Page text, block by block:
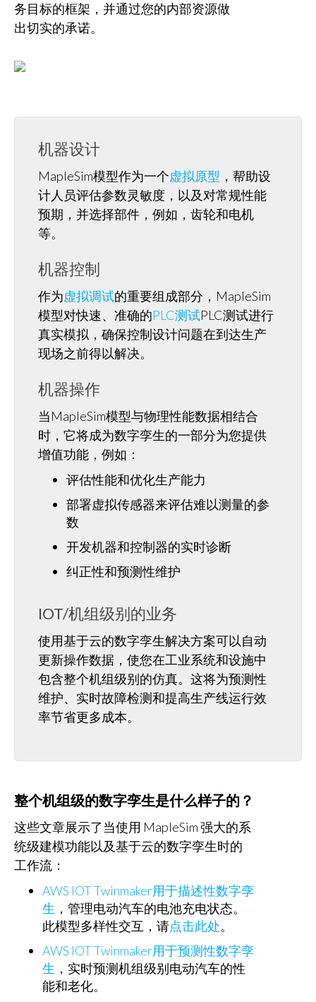
务目标的框架，并通过您的内部资源做
出切实的承诺。
机器设计
MapleSim模型作为一个虚拟原型 ，帮助设
计人员评估参数灵敏度，以及对常规性能
预期，并选择部件，例如，齿轮和电机
等。
机器控制
作为虚拟调试的重要组成部分，MapleSim
模型对快速、准确的PLC测试PLC测试进行
真实模拟，确保控制设计问题在到达生产
现场之前得以解决。
机器操作
当MapleSim模型与物理性能数据相结合
时，它将成为数字孪生的一部分为您提供
增值功能，例如：
评估性能和优化生产能力
部署虚拟传感器来评估难以测量的参
数
开发机器和控制器的实时诊断
纠正性和预测性维护
IOT/机组级别的业务
使用基于云的数字孪生解决方案可以自动
更新操作数据，使您在工业系统和设施中
包含整个机组级别的仿真。这将为预测性
维护、实时故障检测和提高生产线运行效
率节省更多成本。
整个机组级的数字孪生是什么样子的？
这些文章展示了当使用 MapleSim 强大的系
统级建模功能以及基于云的数字孪生时的
工作流：
AWS IOT Twinmaker用于描述性数字孪
生 ，管理电动汽车的电池充电状态。
此模型多样性交互，请点击此处。
AWS IOT Twinmaker用于预测性数字孪
生 ，实时预测机组级别电动汽车的性
能和老化。